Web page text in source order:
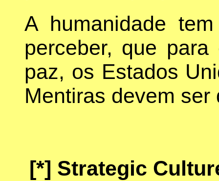
A humanidade
perceber, que
paz, os Estados
Mentiras devem ser
[*] Strategic